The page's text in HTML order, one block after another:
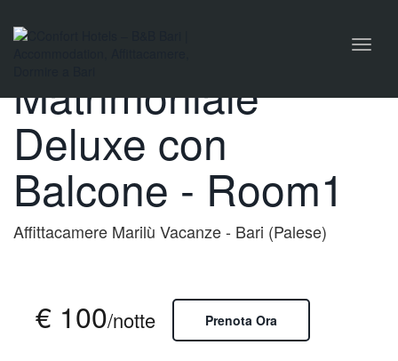
Toggle
Camera
Matrimoniale
Deluxe con
Balcone - Room1
Affittacamere Marilù Vacanze - Bari (Palese)
€ 100/notte Prenota Ora